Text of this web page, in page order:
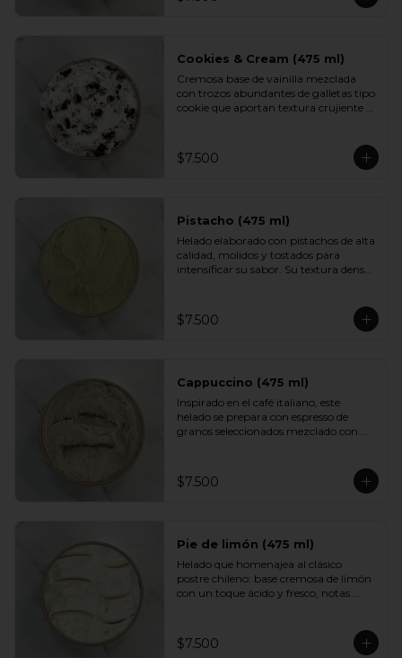
aportan textura y un dulzor profundo
los chilenos.
Cookies & Cream (475 ml)
Cremosa base de vainilla mezclada
con trozos abundantes de galletas tipo
cookie que aportan textura crujiente y
perfecto para los fanáticos de las
combinaciones cremosas y crocantes.
$7.500
Pistacho (475 ml)
Helado elaborado con pistachos de alta
calidad, molidos y tostados para
intensificar su sabor. Su textura densa
elegante, ideal para quienes prefieren
sabores más nobles y sofisticados.
$7.500
Cappuccino (475 ml)
Inspirado en el café italiano, este
helado se prepara con espresso de
granos seleccionados mezclado con
con un sabor profundo que encantará
a quienes disfrutan del buen café.
$7.500
Pie de limón (475 ml)
Helado que homenajea al clásico
postre chileno: base cremosa de limón
con un toque ácido y fresco, notas
Un sabor equilibrado, luminoso y muy
adictivo.
$7.500